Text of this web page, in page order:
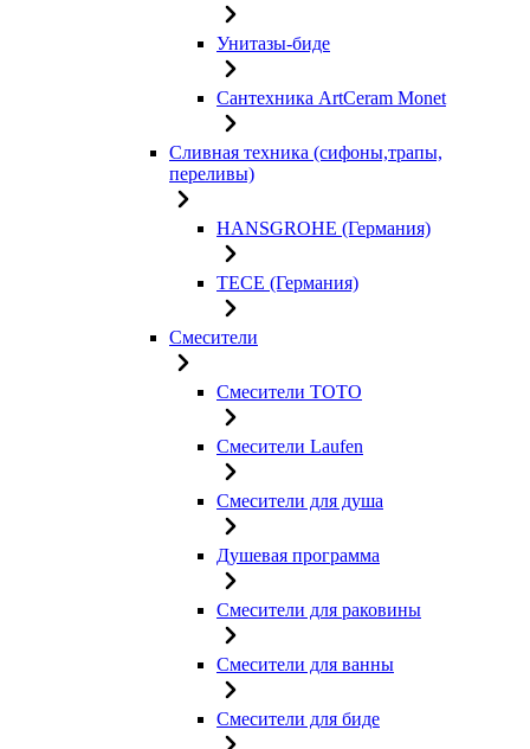
Унитазы-биде
Сантехника ArtCeram Monet
Сливная техника (сифоны,трапы,
переливы)
HANSGROHE (Германия)
TECE (Германия)
Смесители
Смесители TOTO
Смесители Laufen
Смесители для душа
Душевая программа
Смесители для раковины
Смесители для ванны
Смесители для биде